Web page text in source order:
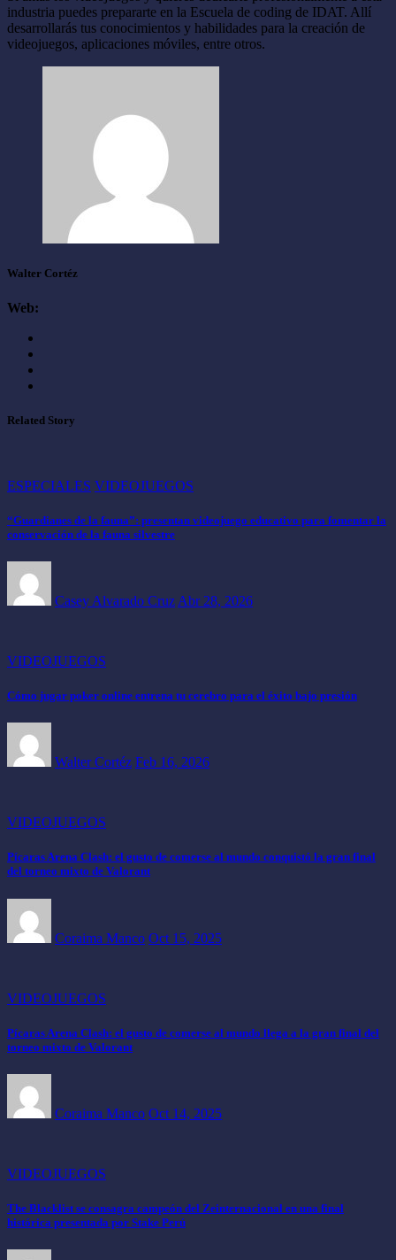
industria puedes prepararte en la Escuela de coding de IDAT. Allí
desarrollarás tus conocimientos y habilidades para la creación de
videojuegos, aplicaciones móviles, entre otros.
Walter Cortéz
Web:
Related Story
ESPECIALES VIDEOJUEGOS
“Guardianes de la fauna”: presentan videojuego educativo para fomentar la
conservación de la fauna silvestre
Casey Alvarado Cruz Abr 28, 2026
VIDEOJUEGOS
Cómo jugar poker online entrena tu cerebro para el éxito bajo presión
Walter Cortéz Feb 16, 2026
VIDEOJUEGOS
Pícaras Arena Clash: el gusto de comerse al mundo conquistó la gran final
del torneo mixto de Valorant
Coraima Manco Oct 15, 2025
VIDEOJUEGOS
Pícaras Arena Clash: el gusto de comerse al mundo llega a la gran final del
torneo mixto de Valorant
Coraima Manco Oct 14, 2025
VIDEOJUEGOS
The Blacklist se consagra campeón del Zeinternacional en una final
histórica presentada por Stake Perú